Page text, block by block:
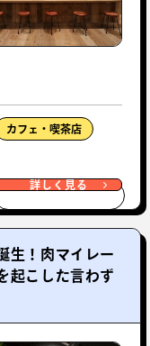
カフェ・喫茶店
詳しく見る
生！肉マイレー
起こした言わず